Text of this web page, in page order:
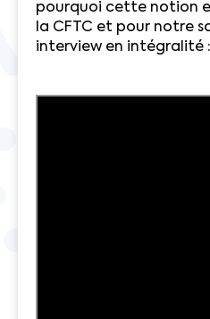
pourquoi cette notion
la CFTC et pour notre
interview en intégralité :